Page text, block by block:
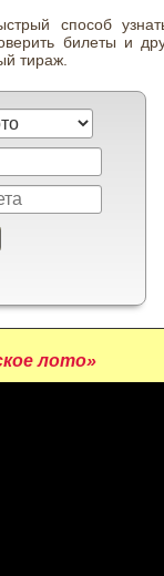
способ
билеты и
тираж.
лото»